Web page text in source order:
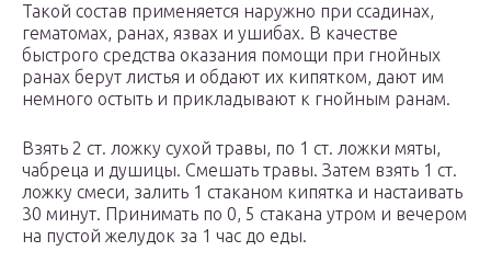
Такой состав применяется наружно при ссадинах,
гематомах, ранах, язвах и ушибах. В качестве
быстрого средства оказания помощи при гнойных
ранах берут листья и обдают их кипятком, дают им
немного остыть и прикладывают к гнойным ранам.
Взять 2 ст. ложку сухой травы, по 1 ст. ложки мяты,
чабреца и душицы. Смешать травы. Затем взять 1 ст.
ложку смеси, залить 1 стаканом кипятка и настаивать
30 минут. Принимать по 0, 5 стакана утром и вечером
на пустой желудок за 1 час до еды.